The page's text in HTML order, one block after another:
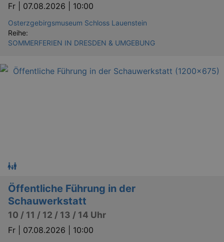
Fr | 07.08.2026 | 10:00
Osterzgebirgsmuseum Schloss Lauenstein
Reihe:
SOMMERFERIEN IN DRESDEN & UMGEBUNG
Öffentliche Führung in der
Schauwerkstatt
10 / 11 / 12 / 13 / 14 Uhr
Fr | 07.08.2026 | 10:00